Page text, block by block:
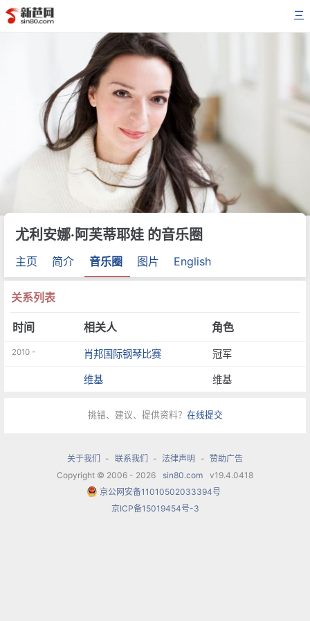
三
尤利安娜·阿芙蒂耶娃 的音乐圈
主页 简介 音乐圈 图片 English
关系列表
时间 相关人 角色
2010 - 肖邦国际钢琴比赛 冠军
维基 维基
挑错、建议、提供资料？ 在线提交
关于我们 - 联系我们 - 法律声明 - 赞助广告
Copyright © 2006 - 2026
sin80.com
v19.4.0418
京公网安备11010502033394号
京ICP备15019454号-3